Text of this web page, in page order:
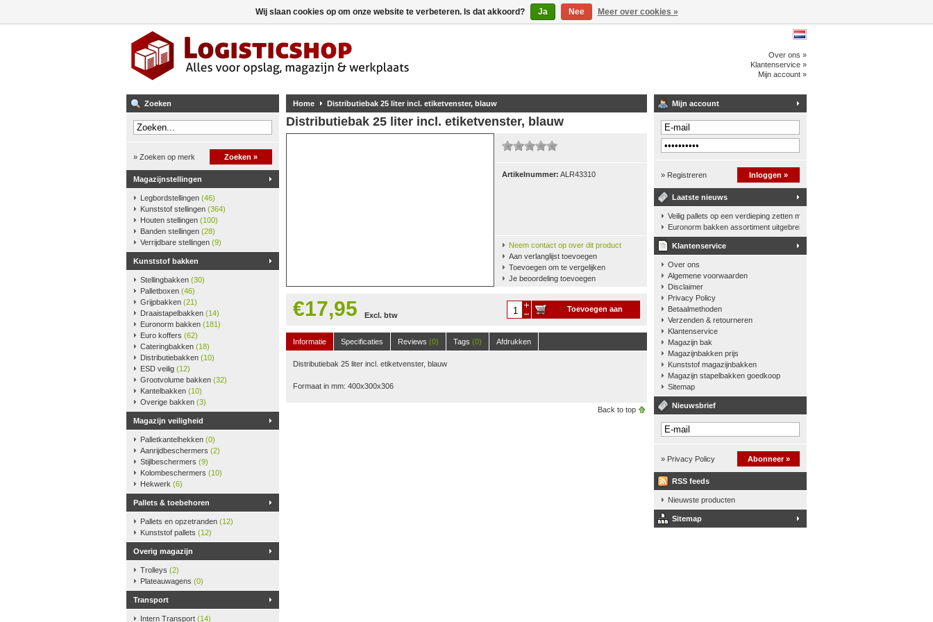
Over ons »
Klantenservice »
Mijn account »
Zoeken
» Zoeken op merk Zoeken »
Magazijnstellingen
Legbordstellingen (46)
Kunststof stellingen (364)
Houten stellingen (100)
Banden stellingen (28)
Verrijdbare stellingen (9)
Kunststof bakken
Stellingbakken (30)
Palletboxen (46)
Grijpbakken (21)
Draaistapelbakken (14)
Euronorm bakken (181)
Euro koffers (62)
Cateringbakken (18)
Distributiebakken (10)
ESD veilig (12)
Grootvolume bakken (32)
Kantelbakken (10)
Overige bakken (3)
Magazijn veiligheid
Palletkantelhekken (0)
Aanrijdbeschermers (2)
Stijlbeschermers (9)
Kolombeschermers (10)
Hekwerk (6)
Pallets & toebehoren
Pallets en opzetranden (12)
Kunststof pallets (12)
Overig magazijn
Trolleys (2)
Plateauwagens (0)
Transport
Intern Transport (14)
Home Distributiebak 25 liter incl. etiketvenster, blauw
Distributiebak 25 liter incl. etiketvenster, blauw
Artikelnummer: ALR43310
Neem contact op over dit product
Aan verlanglijst toevoegen
Toevoegen om te vergelijken
Je beoordeling toevoegen
€17,95 Excl. btw
Toevoegen aan
Informatie
Specificaties Reviews (0) Tags (0) Afdrukken
Distributiebak 25 liter incl. etiketvenster, blauw
Formaat in mm: 400x300x306
Back to top
Mijn account
» Registreren Inloggen »
Laatste nieuws
Veilig pallets op een verdieping zetten met een palletkantelhek
Euronorm bakken assortiment uitgebreid
Klantenservice
Over ons
Algemene voorwaarden
Disclaimer
Privacy Policy
Betaalmethoden
Verzenden & retourneren
Klantenservice
Magazijn bak
Magazijnbakken prijs
Kunststof magazijnbakken
Magazijn stapelbakken goedkoop
Sitemap
Nieuwsbrief
» Privacy Policy Abonneer »
RSS feeds
Nieuwste producten
Sitemap
Wij slaan cookies op om onze website te verbeteren. Is dat akkoord? Ja Nee Meer over cookies »